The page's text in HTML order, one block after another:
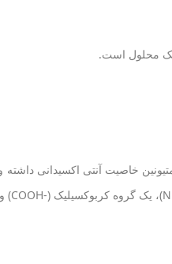
محلول است.
خاصیت آنتی اکسیدانی